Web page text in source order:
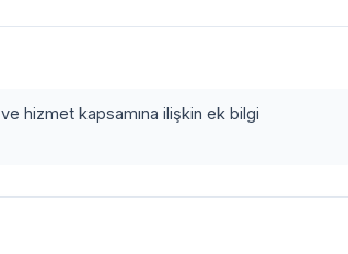
hizmet kapsamına ilişkin ek bilgi